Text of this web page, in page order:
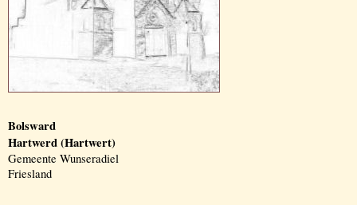
Bolsward
Hartwerd (Hartwert)
Gemeente Wunseradiel
Friesland